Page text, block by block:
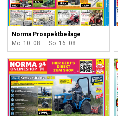
Norma Prospektbeilage
Mo. 10. 08. – So. 16. 08.